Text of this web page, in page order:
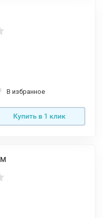
В избранное
Купить в 1 клик